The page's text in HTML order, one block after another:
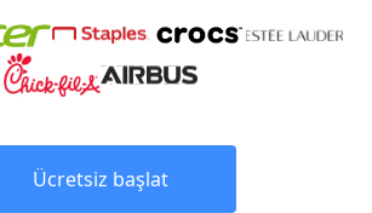
Ücretsiz başlat